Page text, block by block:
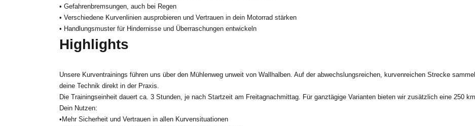
• Gefahrenbremsungen, auch bei Regen
• Verschiedene Kurvenlinien ausprobieren und Vertrauen in dein Motorrad stärken
• Handlungsmuster für Hindernisse und Überraschungen entwickeln
Highlights
Unsere Kurventrainings führen uns über den Mühlenweg unweit von Wallhalben. Auf der abwechslungsreichen, kurvenreichen Strecke
deine Technik direkt in der Praxis.
Die Trainingseinheit dauert ca. 3 Stunden, je nach Startzeit am Freitagnachmittag. Für ganztägige Varianten bieten wir zusätzlich eine 250
Dein Nutzen:
•Mehr Sicherheit und Vertrauen in allen Kurvensituationen